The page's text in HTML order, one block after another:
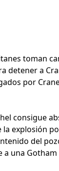
toman
detener a
por
consigue
explosión
del
a una